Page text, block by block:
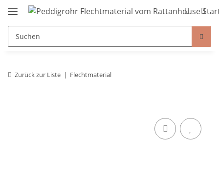
Zurück zur Liste Flechtmaterial